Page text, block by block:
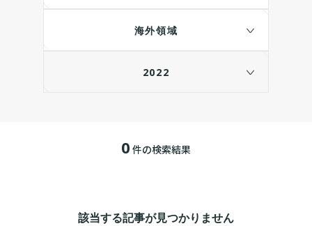
海外領域
2022
0 件の検索結果
該当する記事が見つかりません